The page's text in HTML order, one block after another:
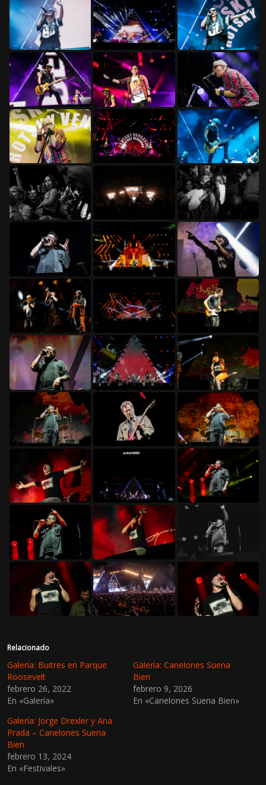
Relacionado
Galería: Buitres en Parque
Roosevelt
febrero 26, 2022
En «Galería»
Galería: Canelones Suena
Bien
febrero 9, 2026
En «Canelones Suena Bien»
Galería: Jorge Drexler y Ana
Prada – Canelones Suena
Bien
febrero 13, 2024
En «Festivales»